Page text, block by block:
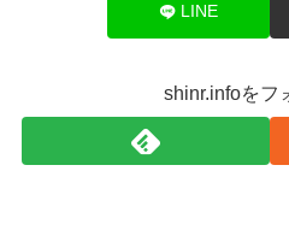
LINE
shinr.infoをフ